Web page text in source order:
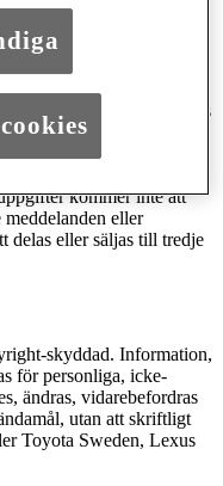
kommer inte att
eller
eller säljas till tredje
kommer enbart användas
för att förbättra de
Sweden, Lexus
överföring och
kommer inte att
eller
delas eller säljas till tredje
skyddad. Information,
för personliga, icke-
ändras, vidarebefordras
utan att skriftligt
Toyota Sweden, Lexus